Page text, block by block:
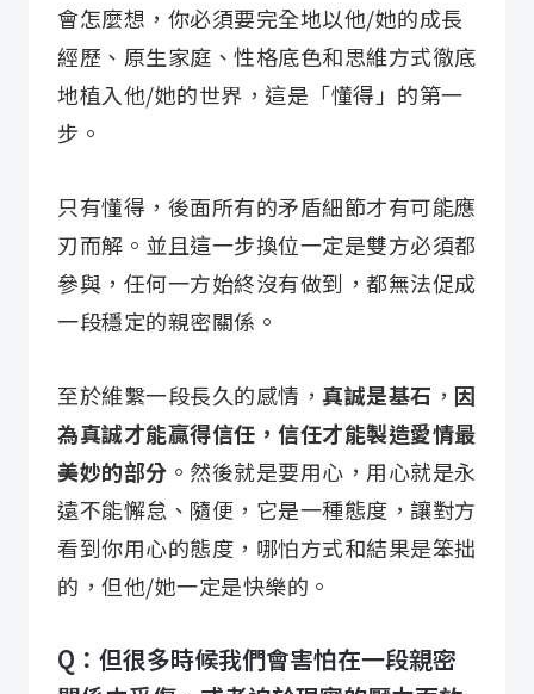
會怎麼想，你必須要完全地以他/她的成長
經歷、原生家庭、性格底色和思維方式徹底
地植入他/她的世界，這是「懂得」的第一
步。
只有懂得，後面所有的矛盾細節才有可能應
刃而解。並且這一步換位一定是雙方必須都
參與，任何一方始終沒有做到，都無法促成
一段穩定的親密關係。
至於維繫一段長久的感情， 真誠是基石 ， 因
為真誠才能贏得信任，信任才能製造愛情最
美妙的部分 。然後就是要用心，用心就是永
遠不能懈怠、隨便，它是一種態度，讓對方
看到你用心的態度，哪怕方式和結果是笨拙
的，但他/她一定是快樂的。
Q：但很多時候我們會害怕在一段親密